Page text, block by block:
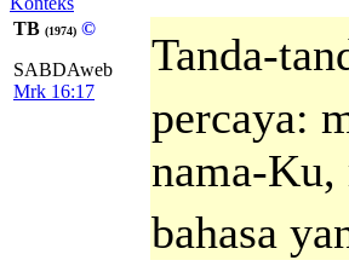
TB (1974) ©
SABDAweb
Mrk 16:17
Tanda-
percaya:
nama-Ku,
bahasa